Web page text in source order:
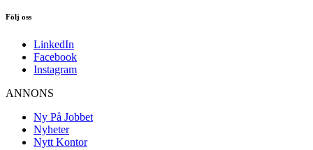
Följ oss
LinkedIn
Facebook
Instagram
ANNONS
Ny På Jobbet
Nyheter
Nytt Kontor